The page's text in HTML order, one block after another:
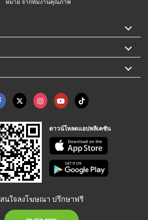
ดาวน์โหลดแอปพลิเคชัน
สนใจลงโฆษณา ปรึกษาฟรี